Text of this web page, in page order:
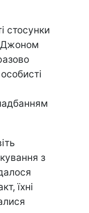
стосунки
Джоном
з
їхні